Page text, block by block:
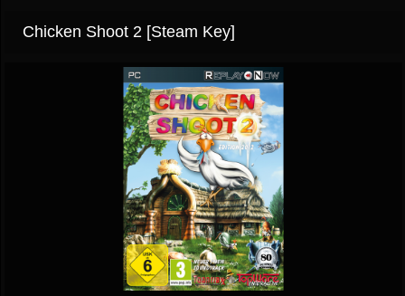
Chicken Shoot 2 [Steam Key]